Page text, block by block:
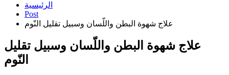
الرئيسية
Post
علاج شهوة البطن واللّسان وسبيل تقليل النّوم
علاج شهوة البطن واللّسان وسبيل تقليل
النّوم